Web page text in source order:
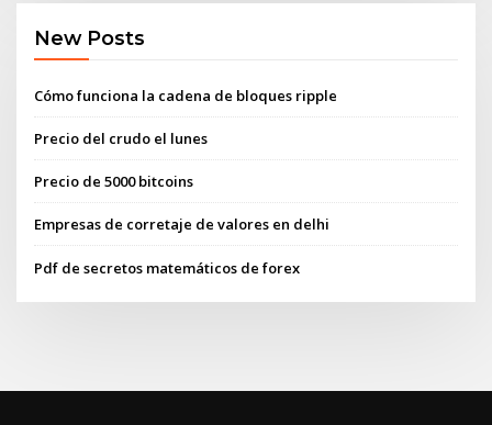
New Posts
Cómo funciona la cadena de bloques ripple
Precio del crudo el lunes
Precio de 5000 bitcoins
Empresas de corretaje de valores en delhi
Pdf de secretos matemáticos de forex